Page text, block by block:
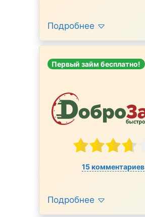
Подробнее
Первый займ бесплатно!
15 комментариев
Подробнее